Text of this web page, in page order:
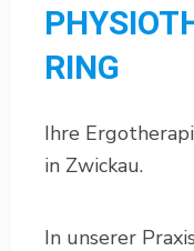
RING
Ihre
in Zwickau.
In unserer